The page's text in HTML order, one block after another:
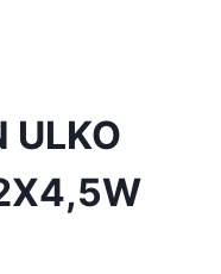
ULKO